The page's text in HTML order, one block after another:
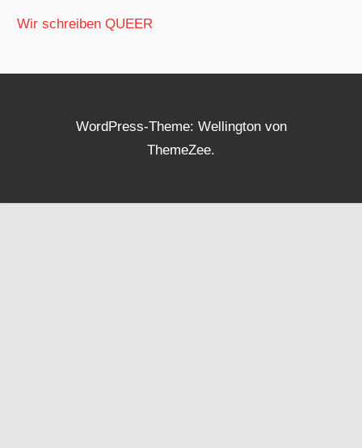
Wir schreiben QUEER
WordPress-Theme: Wellington von
ThemeZee.